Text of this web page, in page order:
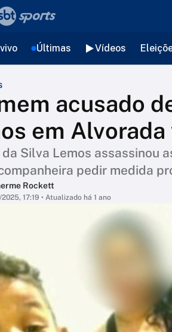
Últimas Vídeos
acusado
em
da Silva Lemos assassinou
pedir medida
Rockett
17:19 • Atualizado há 1 ano